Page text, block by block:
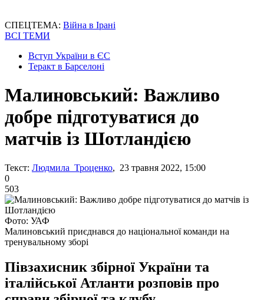
СПЕЦТЕМА: Війна в Ірані
ВСІ ТЕМИ
Вступ України в ЄС
Теракт в Барселоні
Малиновський: Важливо
добре підготуватися до
матчів із Шотландією
Текст: Людмила Троценко, 23 травня 2022, 15:00
0
503
Фото: УАФ
Малиновський приєднався до національної команди на
тренувальному зборі
Півзахисник збірної України та
італійської Атланти розповів про